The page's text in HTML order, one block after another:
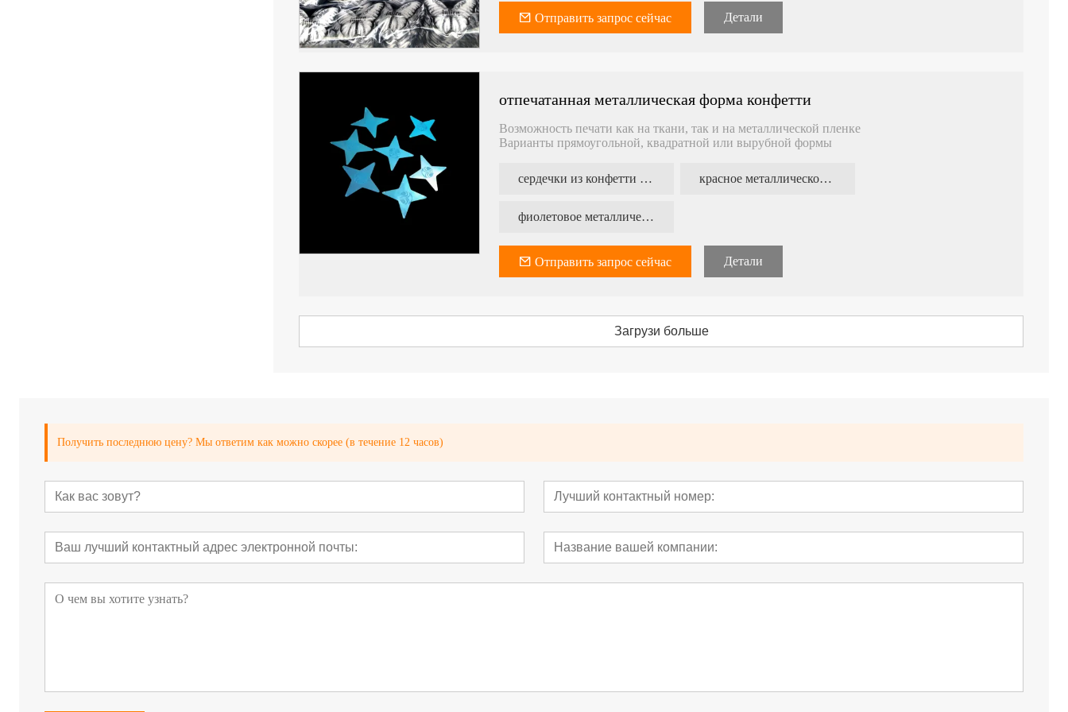
Отправить запрос сейчас Детали
отпечатанная металлическая форма конфетти
Возможность печати как на ткани, так и на металлической пленке
Варианты прямоугольной, квадратной или вырубной формы
сердечки из конфетти из фольги красное металлическое конфетти
фиолетовое металлическое конфетти
Отправить запрос сейчас Детали
Загрузи больше
Получить последнюю цену? Мы ответим как можно скорее (в течение 12 часов)